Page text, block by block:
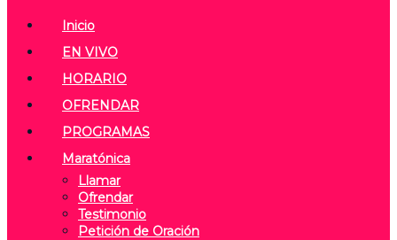
Inicio
EN VIVO
HORARIO
OFRENDAR
PROGRAMAS
Maratónica
Llamar
Ofrendar
Testimonio
Petición de Oración